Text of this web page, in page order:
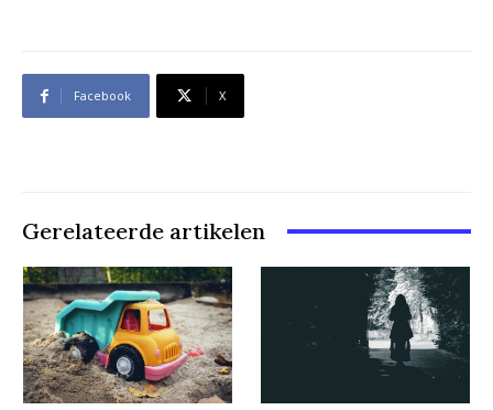
Facebook X
Gerelateerde artikelen